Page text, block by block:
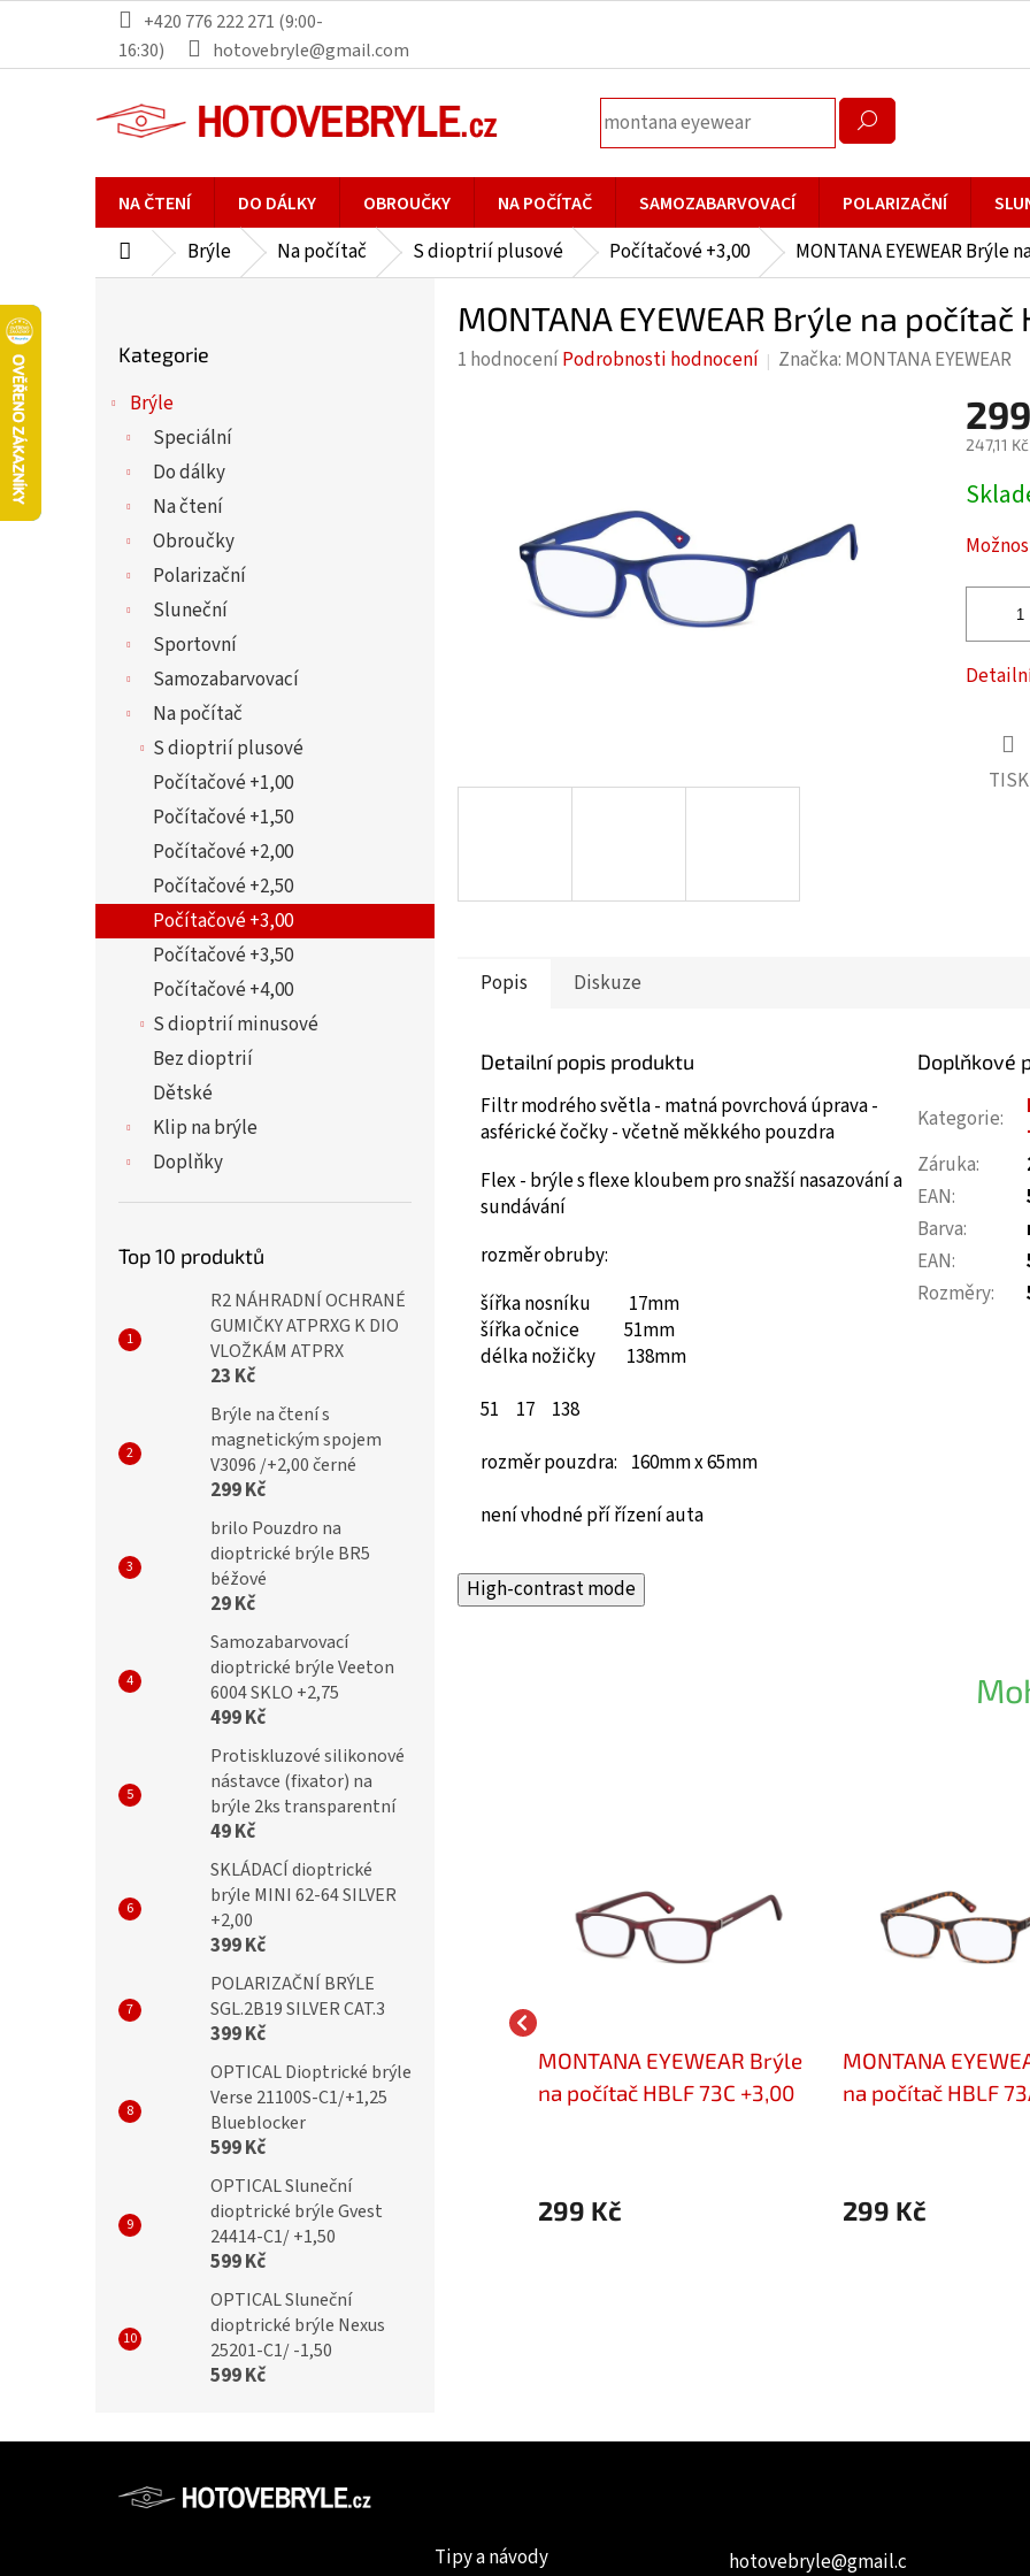
obsah
+420 776 222 271 (9:00-
16:30)
hotovebryle@gmail.com
NA ČTENÍ DO DÁLKY OBROUČKY NA POČÍTAČ SAMOZABARVOVACÍ POLARIZAČNÍ
DomůBrýle Na počítač S dioptrií plusové Počítačové +3,00 MONTANA EYEWEAR Brýle
kategorie
Kategorie
Brýle
Speciální
Do dálky
Na čtení
Obroučky
Polarizační
Sluneční
Sportovní
Samozabarvovací
Na počítač
S dioptrií plusové
Počítačové +1,00
Počítačové +1,50
Počítačové +2,00
Počítačové +2,50
Počítačové +3,00
Počítačové +3,50
Počítačové +4,00
S dioptrií minusové
Bez dioptrií
Dětské
Klip na brýle
Doplňky
Top 10 produktů
R2 NÁHRADNÍ OCHRANÉ
GUMIČKY ATPRXG K DIO
VLOŽKÁM ATPRX
23 Kč
Brýle na čtení s
magnetickým spojem
V3096 /+2,00 černé
299 Kč
brilo Pouzdro na
dioptrické brýle BR5
béžové
29 Kč
Samozabarvovací
dioptrické brýle Veeton
6004 SKLO +2,75
499 Kč
Protiskluzové silikonové
nástavce (fixator) na
brýle 2ks transparentní
49 Kč
SKLÁDACÍ dioptrické
brýle MINI 62-64 SILVER
+2,00
399 Kč
POLARIZAČNÍ BRÝLE
SGL.2B19 SILVER CAT.3
399 Kč
OPTICAL Dioptrické brýle
Verse 21100S-C1/+1,25
Blueblocker
599 Kč
OPTICAL Sluneční
dioptrické brýle Gvest
24414-C1/ +1,50
599 Kč
OPTICAL Sluneční
dioptrické brýle Nexus
25201-C1/ -1,50
599 Kč
MONTANA EYEWEAR Brýle na počítač
Průměrné
hvězdiček.
1 hodnoceníPodrobnosti hodnocení Značka: MONTANA EYEWEAR
247,11
Měrná
cena:
TISK
Popis Diskuze
Detailní popis produktu
Filtr modrého světla - matná povrchová úprava -
asférické čočky - včetně měkkého pouzdra
Flex - brýle s flexe kloubem pro snažší nasazování a
sundávání
rozměr obruby:
šířka nosníku 17mm
šířka očnice 51mm
délka nožičky 138mm
51
17 138
rozměr pouzdra: 160mm x 65mm
není vhodné pří řízení auta
Doplňkové
Kategorie:
Záruka:
EAN:
Barva:
EAN:
Rozměry:
High-contrast mode
MONTANA EYEWEAR Slim
dioptrické brýle na počítač
BLF51B +3,00 Flex
399 Kč
MONTANA EYEWEAR Brýle
na počítač HBLF 73C +3,00
299 Kč
MONTANA
na počítač HBLF
299 Kč
Tipy a návody hotovebryle@gmail.c